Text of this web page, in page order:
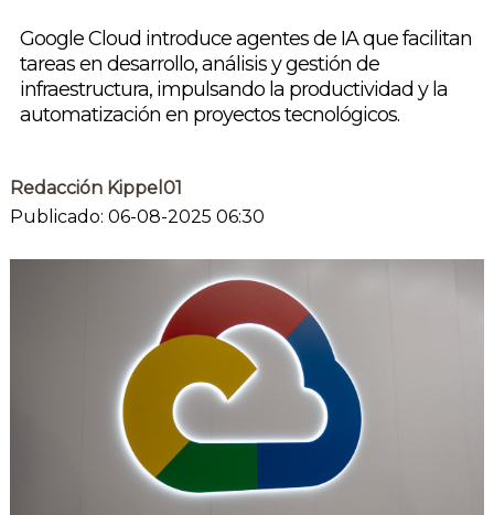
Google Cloud introduce agentes de IA que facilitan
tareas en desarrollo, análisis y gestión de
infraestructura, impulsando la productividad y la
automatización en proyectos tecnológicos.
Redacción Kippel01
Publicado: 06-08-2025 06:30